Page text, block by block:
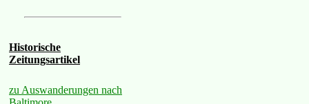
Historische
Zeitungsartikel
zu Auswanderungen nach